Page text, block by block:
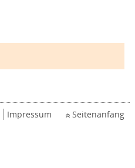
Impressum Seitenanfang